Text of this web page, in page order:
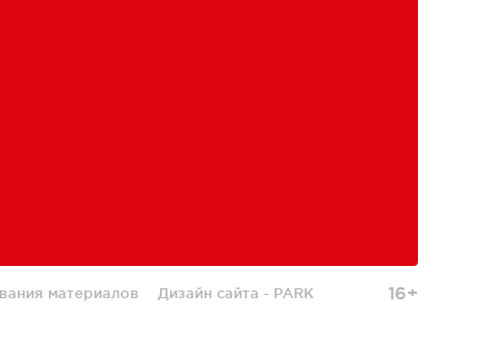
материалов Дизайн сайта - PARK 16+